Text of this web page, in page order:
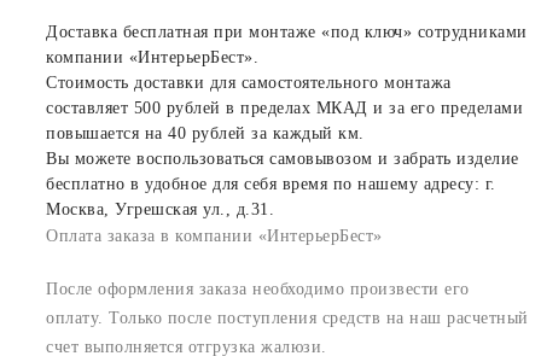
Доставка бесплатная при монтаже «под ключ» сотрудниками
компании «ИнтерьерБест».
Стоимость доставки для самостоятельного монтажа
составляет 500 рублей в пределах МКАД и за его пределами
повышается на 40 рублей за каждый км.
Вы можете воспользоваться самовывозом и забрать изделие
бесплатно в удобное для себя время по нашему адресу: г.
Москва, Угрешская ул., д.31.
Оплата заказа в компании «ИнтерьерБест»
После оформления заказа необходимо произвести его
оплату. Только после поступления средств на наш расчетный
счет выполняется отгрузка жалюзи.